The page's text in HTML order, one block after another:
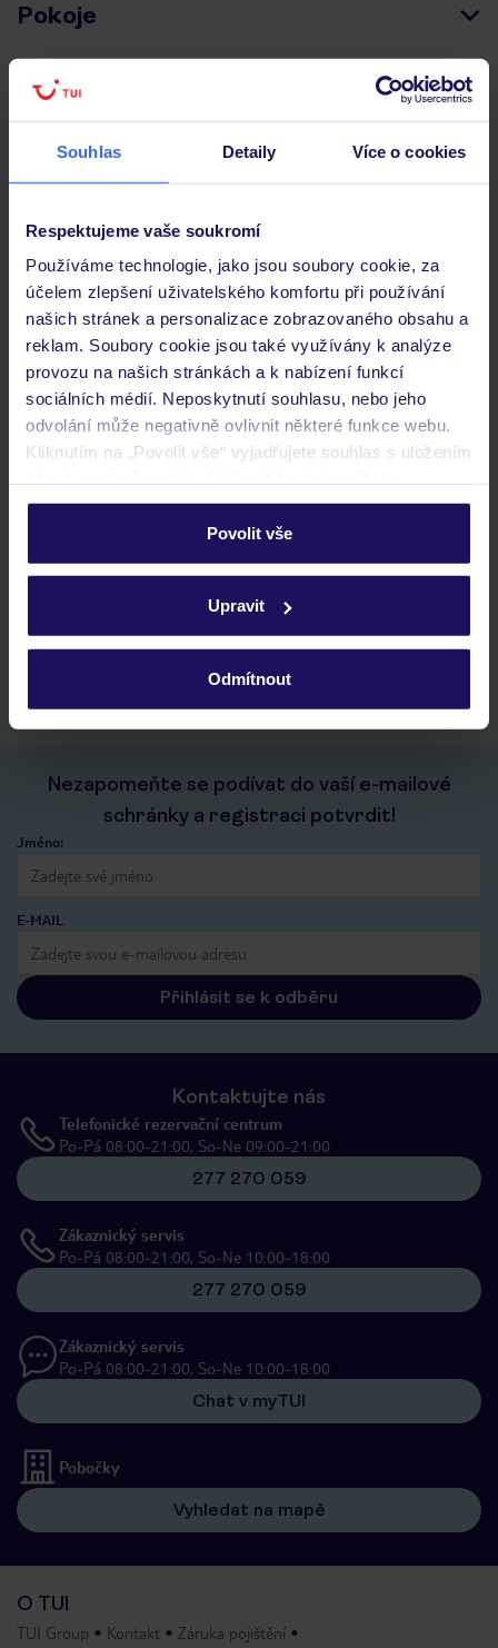
Souhlas Detaily Více o cookies
Respektujeme vaše soukromí
Používáme technologie, jako jsou soubory cookie, za
účelem zlepšení uživatelského komfortu při používání
našich stránek a personalizace zobrazovaného obsahu a
reklam. Soubory cookie jsou také využívány k analýze
provozu na našich stránkách a k nabízení funkcí
sociálních médií. Neposkytnutí souhlasu, nebo jeho
odvolání může negativně ovlivnit některé funkce webu.
Kliknutím na „Povolit vše“ vyjadřujete souhlas s uložením
personalizovat v sekci „Personalizace“.
Podrobné informace o souborech cookie naleznete v
ochrany osobních údajů.
Povolit vše
Upravit
Odmítnout
Pokoje
Stravování
Důležité informace
Často kladené otázky
Jaké doklady jsou potřebné při cestování?
Budeme ubytováni ihned po příjezdu do hotelu?
Kam jít po přistání a vyzvednutí zavazadel?
Zobrazit další
rychlé vyhledávání a prohlížení nabídek
seznam oblíbených nabídek a možnost jejich sdílení
historie vyhledávání a naposledy zobrazené nabídky
Nezapomeňte se podívat do vaší e-mailové
schránky a registraci potvrdit!
Jméno:
E-MAIL
Přihlásit se k odběru
Kontaktujte nás
Telefonické rezervační centrum
Po-Pá 08:00-21:00, So-Ne 09:00-21:00
277 270 059
Zákaznický servis
Po-Pá 08:00-21:00, So-Ne 10:00-18:00
277 270 059
Zákaznický servis
Po-Pá 08:00-21:00, So-Ne 10:00-18:00
Chat v myTUI
Pobočky
Vyhledat na mapě
O TUI
TUI Group Kontakt Záruka pojištění